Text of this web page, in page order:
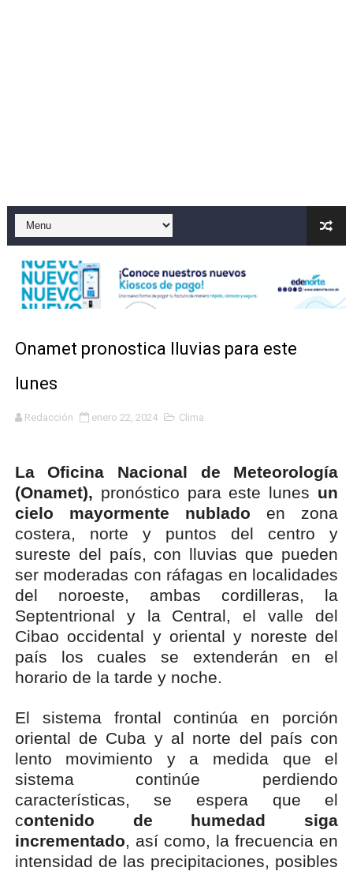
Dólar bajó 10 cts. y era vendido a $58.62; el euro sigue
Marileidy Paulino correrá este lunes el relevo mixto
Sismo Samaná: registran temblor de magnitud 4.8 al
Operadores de rifas y bancas ilegales enfrentarían
Tasa del dólar jueves 06 de agosto de 2026
Onamet pronostica lluvias para este
lunes
Redacción enero 22, 2024 Clima
La Oficina Nacional de Meteorología
(Onamet), pronóstico para este lunes un
cielo mayormente nublado en zona
costera, norte y puntos del centro y
sureste del país, con lluvias que pueden
ser moderadas con ráfagas en localidades
del noroeste, ambas cordilleras, la
Septentrional y la Central, el valle del
Cibao occidental y oriental y noreste del
país los cuales se extenderán en el
horario de la tarde y noche.
El sistema frontal continúa en porción
oriental de Cuba y al norte del país con
lento movimiento y a medida que el
sistema continúe perdiendo
características, se espera que el
contenido de humedad siga
incrementado, así como, la frecuencia en
intensidad de las precipitaciones, posibles